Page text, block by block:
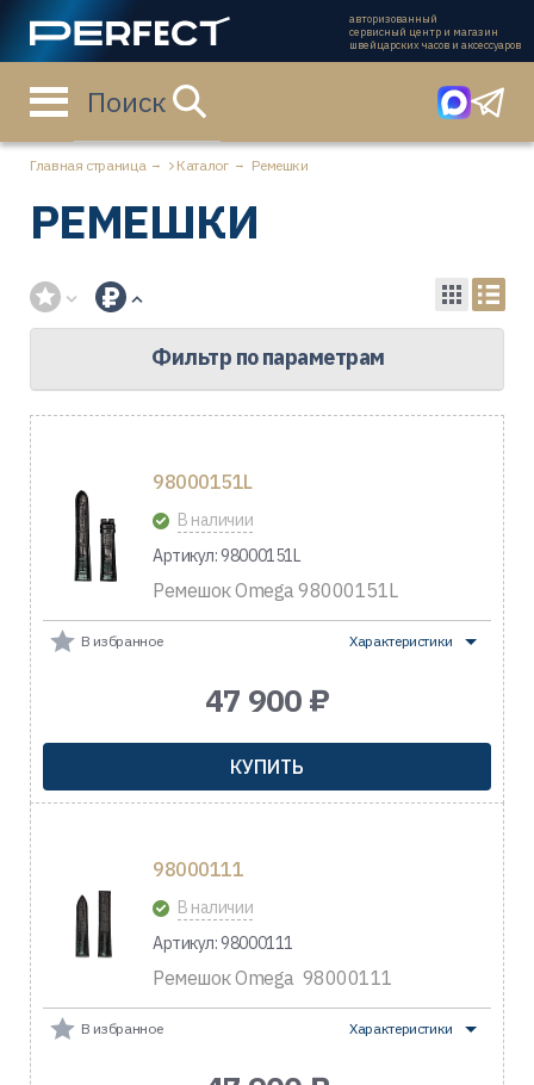
авторизованный
сервисный центр и магазин
швейцарских часов и аксессуаров
Поиск
Главная страница Каталог Ремешки
РЕМЕШКИ
Фильтр по параметрам
98000151L
В наличии
Артикул: 98000151L
Ремешок Omega 98000151L
В избранное Характеристики
47 900 ₽
КУПИТЬ
98000111
В наличии
Артикул: 98000111
Ремешок Omega 98000111
В избранное Характеристики